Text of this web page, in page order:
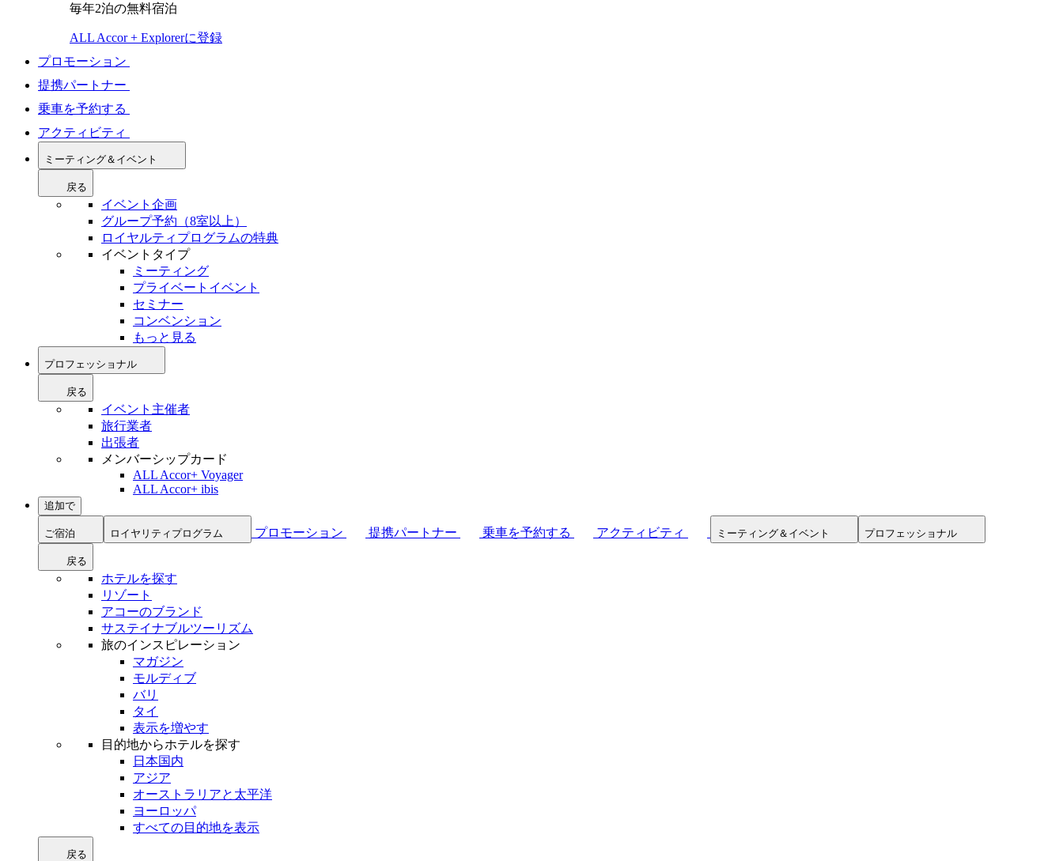
毎年2泊の無料宿泊
ALL Accor + Explorerに登録
プロモーション
提携パートナー
乗車を予約する
アクティビティ
ミーティング＆イベント
戻る
イベント企画
グループ予約（8室以上）
ロイヤルティプログラムの特典
イベントタイプ
ミーティング
プライベートイベント
セミナー
コンベンション
もっと見る
プロフェッショナル
戻る
イベント主催者
旅行業者
出張者
メンバーシップカード
ALL Accor+ Voyager
ALL Accor+ ibis
追加で
ご宿泊 ロイヤリティプログラム プロモーション 提携パートナー 乗車を予約する アクティビティ ミーティング＆イベント プロフェッショナル
戻る
ホテルを探す
リゾート
アコーのブランド
サステイナブルツーリズム
旅のインスピレーション
マガジン
モルディブ
バリ
タイ
表示を増やす
目的地からホテルを探す
日本国内
アジア
オーストラリアと太平洋
ヨーロッパ
すべての目的地を表示
戻る